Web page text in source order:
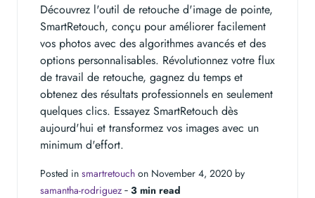
Découvrez l'outil de retouche d'image de pointe,
SmartRetouch, conçu pour améliorer facilement
vos photos avec des algorithmes avancés et des
options personnalisables. Révolutionnez votre flux
de travail de retouche, gagnez du temps et
obtenez des résultats professionnels en seulement
quelques clics. Essayez SmartRetouch dès
aujourd'hui et transformez vos images avec un
minimum d'effort.
Posted in smartretouch on November 4, 2020 by
samantha-rodriguez ‐ 3 min read